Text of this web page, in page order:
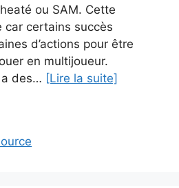
ou SAM. Cette
car certains succès
d’actions pour être
en multijoueur.
a des… [Lire la suite]